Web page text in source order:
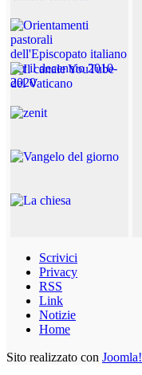
Scrivici
Privacy
RSS
Link
Notizie
Home
Sito realizzato con Joomla!